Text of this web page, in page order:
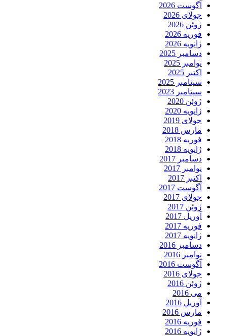
آگوست 2026
جولای 2026
ژوئن 2026
فوریه 2026
ژانویه 2026
دسامبر 2025
نوامبر 2025
اکتبر 2025
سپتامبر 2025
سپتامبر 2023
ژوئن 2020
ژانویه 2020
جولای 2019
مارس 2018
فوریه 2018
ژانویه 2018
دسامبر 2017
نوامبر 2017
اکتبر 2017
آگوست 2017
جولای 2017
ژوئن 2017
آوریل 2017
فوریه 2017
ژانویه 2017
دسامبر 2016
نوامبر 2016
آگوست 2016
جولای 2016
ژوئن 2016
می 2016
آوریل 2016
مارس 2016
فوریه 2016
ژانویه 2016